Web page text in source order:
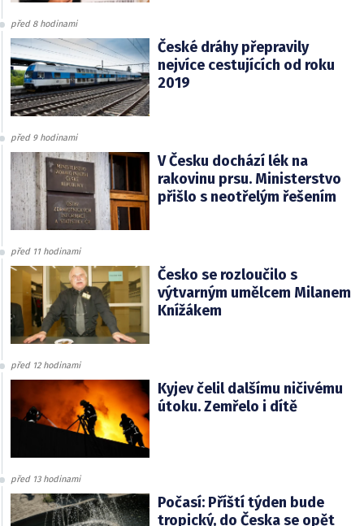
před 8 hodinami
České dráhy přepravily
nejvíce cestujících od roku
2019
před 9 hodinami
V Česku dochází lék na
rakovinu prsu. Ministerstvo
přišlo s neotřelým řešením
před 11 hodinami
Česko se rozloučilo s
výtvarným umělcem Milanem
Knížákem
před 12 hodinami
Kyjev čelil dalšímu ničivému
útoku. Zemřelo i dítě
před 13 hodinami
Počasí: Příští týden bude
tropický, do Česka se opět